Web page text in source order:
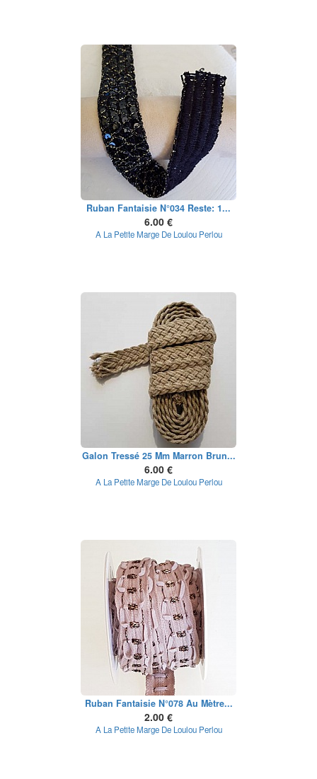
Ruban Fantaisie N°034 Reste: 1...
6.00 €
A La Petite Marge De Loulou Perlou
Galon Tressé 25 Mm Marron Brun...
6.00 €
A La Petite Marge De Loulou Perlou
Ruban Fantaisie N°078 Au Mètre...
2.00 €
A La Petite Marge De Loulou Perlou